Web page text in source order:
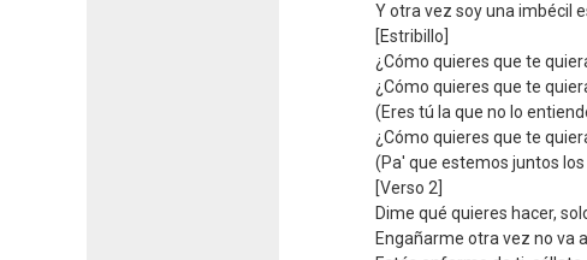
Y otra vez soy una imbécil
[Estribillo]
¿Cómo quieres que te
¿Cómo quieres que te
(Eres tú la que no lo
¿Cómo quieres que te
(Pa' que estemos juntos
[Verso 2]
Dime qué quieres hacer,
Engañarme otra vez no va